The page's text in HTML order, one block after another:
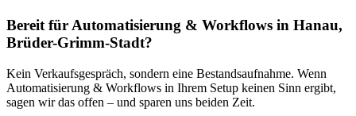
Bereit für Automatisierung & Workflows in Hanau,
Brüder-Grimm-Stadt?
Kein Verkaufsgespräch, sondern eine Bestandsaufnahme. Wenn
Automatisierung & Workflows in Ihrem Setup keinen Sinn ergibt,
sagen wir das offen – und sparen uns beiden Zeit.